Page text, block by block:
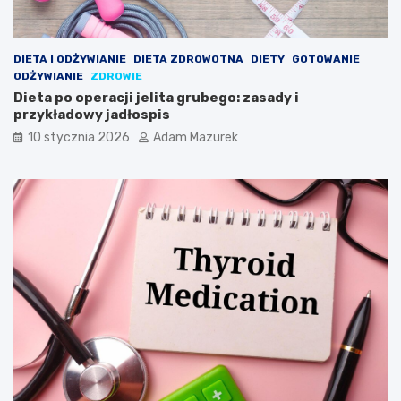
DIETA I ODŻYWIANIE DIETA ZDROWOTNA DIETY
GOTOWANIE
ODŻYWIANIE
ZDROWIE
Dieta po operacji jelita grubego: zasady i
przykładowy jadłospis
10 stycznia 2026 Adam Mazurek